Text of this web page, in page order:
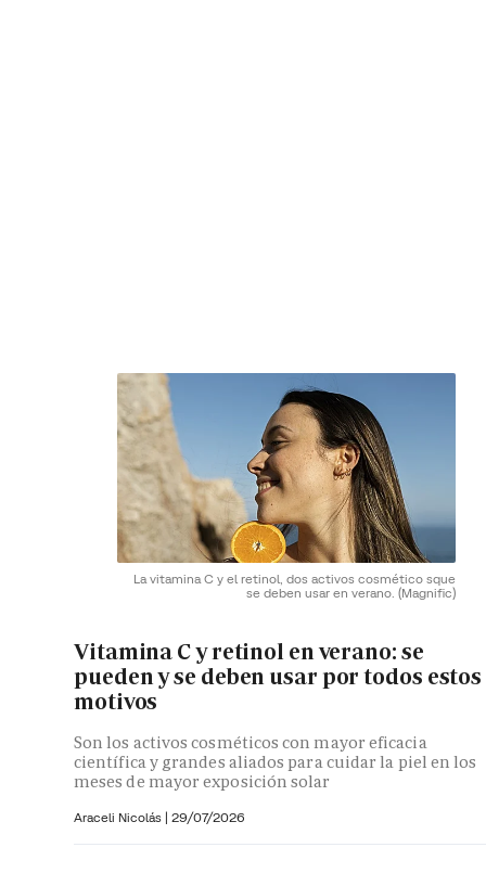
La vitamina C y el retinol, dos activos cosmético sque
se deben usar en verano. (Magnific)
Vitamina C y retinol en verano: se
pueden y se deben usar por todos estos
motivos
Son los activos cosméticos con mayor eficacia
científica y grandes aliados para cuidar la piel en los
meses de mayor exposición solar
Araceli Nicolás | 29/07/2026